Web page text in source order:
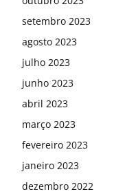
setembro 2023
agosto 2023
julho 2023
junho 2023
abril 2023
março 2023
fevereiro 2023
janeiro 2023
dezembro 2022